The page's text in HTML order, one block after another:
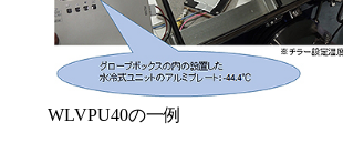
WLVPU40の一例